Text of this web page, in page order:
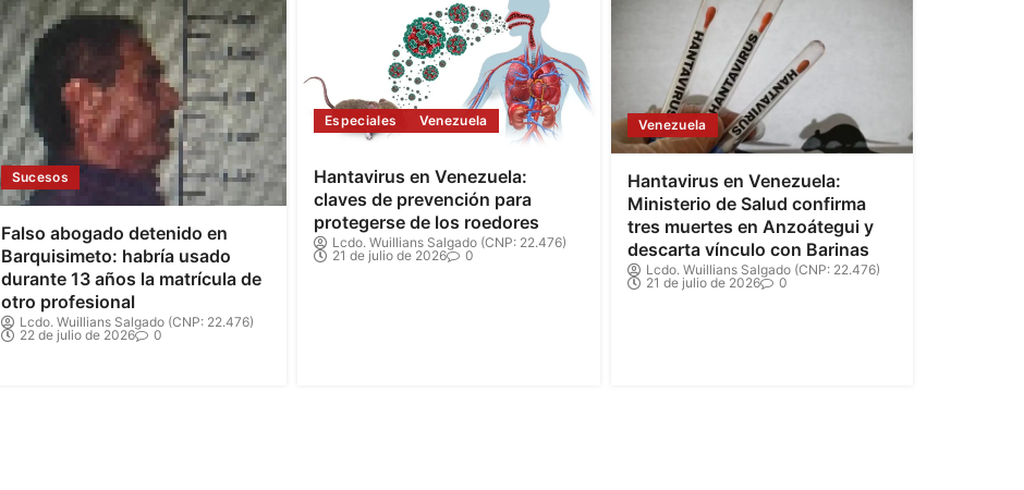
Sucesos
Falso abogado detenido en
Barquisimeto: habría usado
durante 13 años la matrícula de
otro profesional
Lcdo. Wuillians Salgado (CNP: 22.476)
22 de julio de 2026
0
Especiales Venezuela
Hantavirus en Venezuela:
claves de prevención para
protegerse de los roedores
Lcdo. Wuillians Salgado (CNP: 22.476)
21 de julio de 2026
0
Venezuela
Hantavirus en Venezuela:
Ministerio de Salud confirma
tres muertes en Anzoátegui y
descarta vínculo con Barinas
Lcdo. Wuillians Salgado (CNP: 22.476)
21 de julio de 2026
0